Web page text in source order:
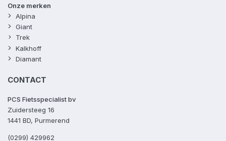
Onze merken
Alpina
Giant
Trek
Kalkhoff
Diamant
CONTACT
PCS Fietsspecialist bv
Zuidersteeg 16
1441 BD, Purmerend
(0299) 429962